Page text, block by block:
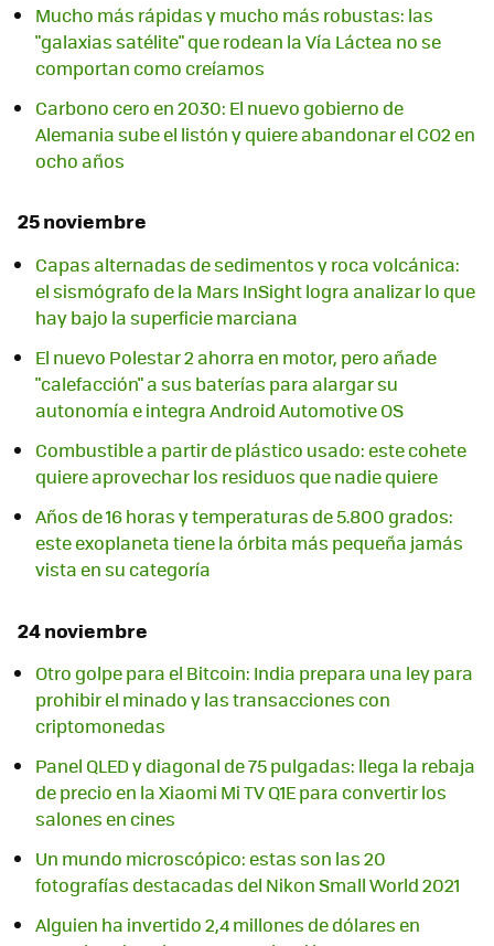
Mucho más rápidas y mucho más robustas: las
"galaxias satélite" que rodean la Vía Láctea no se
comportan como creíamos
Carbono cero en 2030: El nuevo gobierno de
Alemania sube el listón y quiere abandonar el CO2 en
ocho años
25 noviembre
Capas alternadas de sedimentos y roca volcánica:
el sismógrafo de la Mars InSight logra analizar lo que
hay bajo la superficie marciana
El nuevo Polestar 2 ahorra en motor, pero añade
"calefacción" a sus baterías para alargar su
autonomía e integra Android Automotive OS
Combustible a partir de plástico usado: este cohete
quiere aprovechar los residuos que nadie quiere
Años de 16 horas y temperaturas de 5.800 grados:
este exoplaneta tiene la órbita más pequeña jamás
vista en su categoría
24 noviembre
Otro golpe para el Bitcoin: India prepara una ley para
prohibir el minado y las transacciones con
criptomonedas
Panel QLED y diagonal de 75 pulgadas: llega la rebaja
de precio en la Xiaomi Mi TV Q1E para convertir los
salones en cines
Un mundo microscópico: estas son las 20
fotografías destacadas del Nikon Small World 2021
Alguien ha invertido 2,4 millones de dólares en